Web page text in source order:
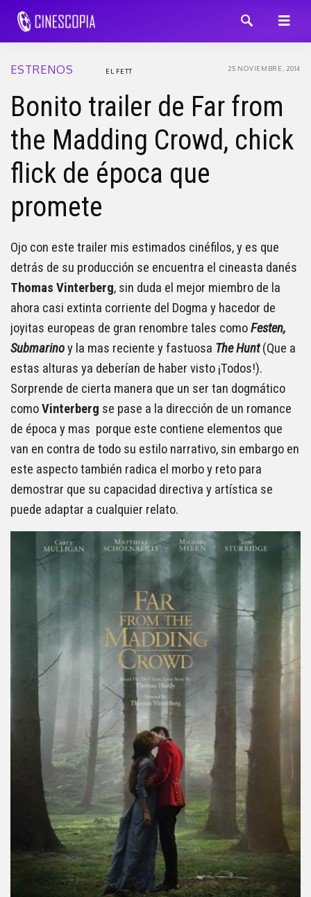
ESTRENOS 25 NOVIEMBRE, 2014
EL FETT
Bonito trailer de Far from
the Madding Crowd, chick
flick de época que
promete
Ojo con este trailer mis estimados cinéfilos, y es que
detrás de su producción se encuentra el cineasta danés
Thomas Vinterberg, sin duda el mejor miembro de la
ahora casi extinta corriente del Dogma y hacedor de
joyitas europeas de gran renombre tales comoFesten,
Submarinoy la mas reciente y fastuosa The Hunt (Que a
estas alturas ya deberían de haber visto ¡Todos!).
Sorprende de cierta manera que un ser tan dogmático
comoVinterberg se pase a la dirección de un romance
de época y mas porque este contiene elementos que
van en contra de todo su estilo narrativo, sin embargo en
este aspecto también radica el morbo y reto para
demostrar que su capacidad directiva y artística se
puede adaptar a cualquier relato.